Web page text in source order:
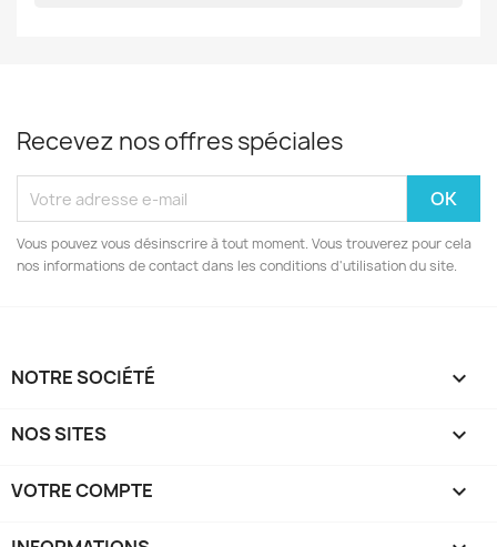
Recevez nos offres spéciales
Vous pouvez vous désinscrire à tout moment. Vous trouverez pour cela
nos informations de contact dans les conditions d'utilisation du site.
NOTRE SOCIÉTÉ 
NOS SITES 
VOTRE COMPTE 